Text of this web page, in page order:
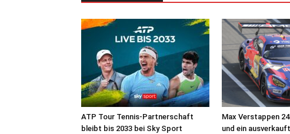
ATP Tour Tennis-Partnerschaft
bleibt bis 2033 bei Sky Sport
Max Verstappen
und ein